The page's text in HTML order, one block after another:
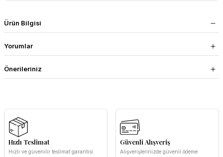
Ürün Bilgisi
Yorumlar
Önerileriniz
Hızlı Teslimat
Hızlı ve güvenilir teslimat garantisi.
Güvenli Alışveriş
Alışverişlerinizde güvenli ödeme